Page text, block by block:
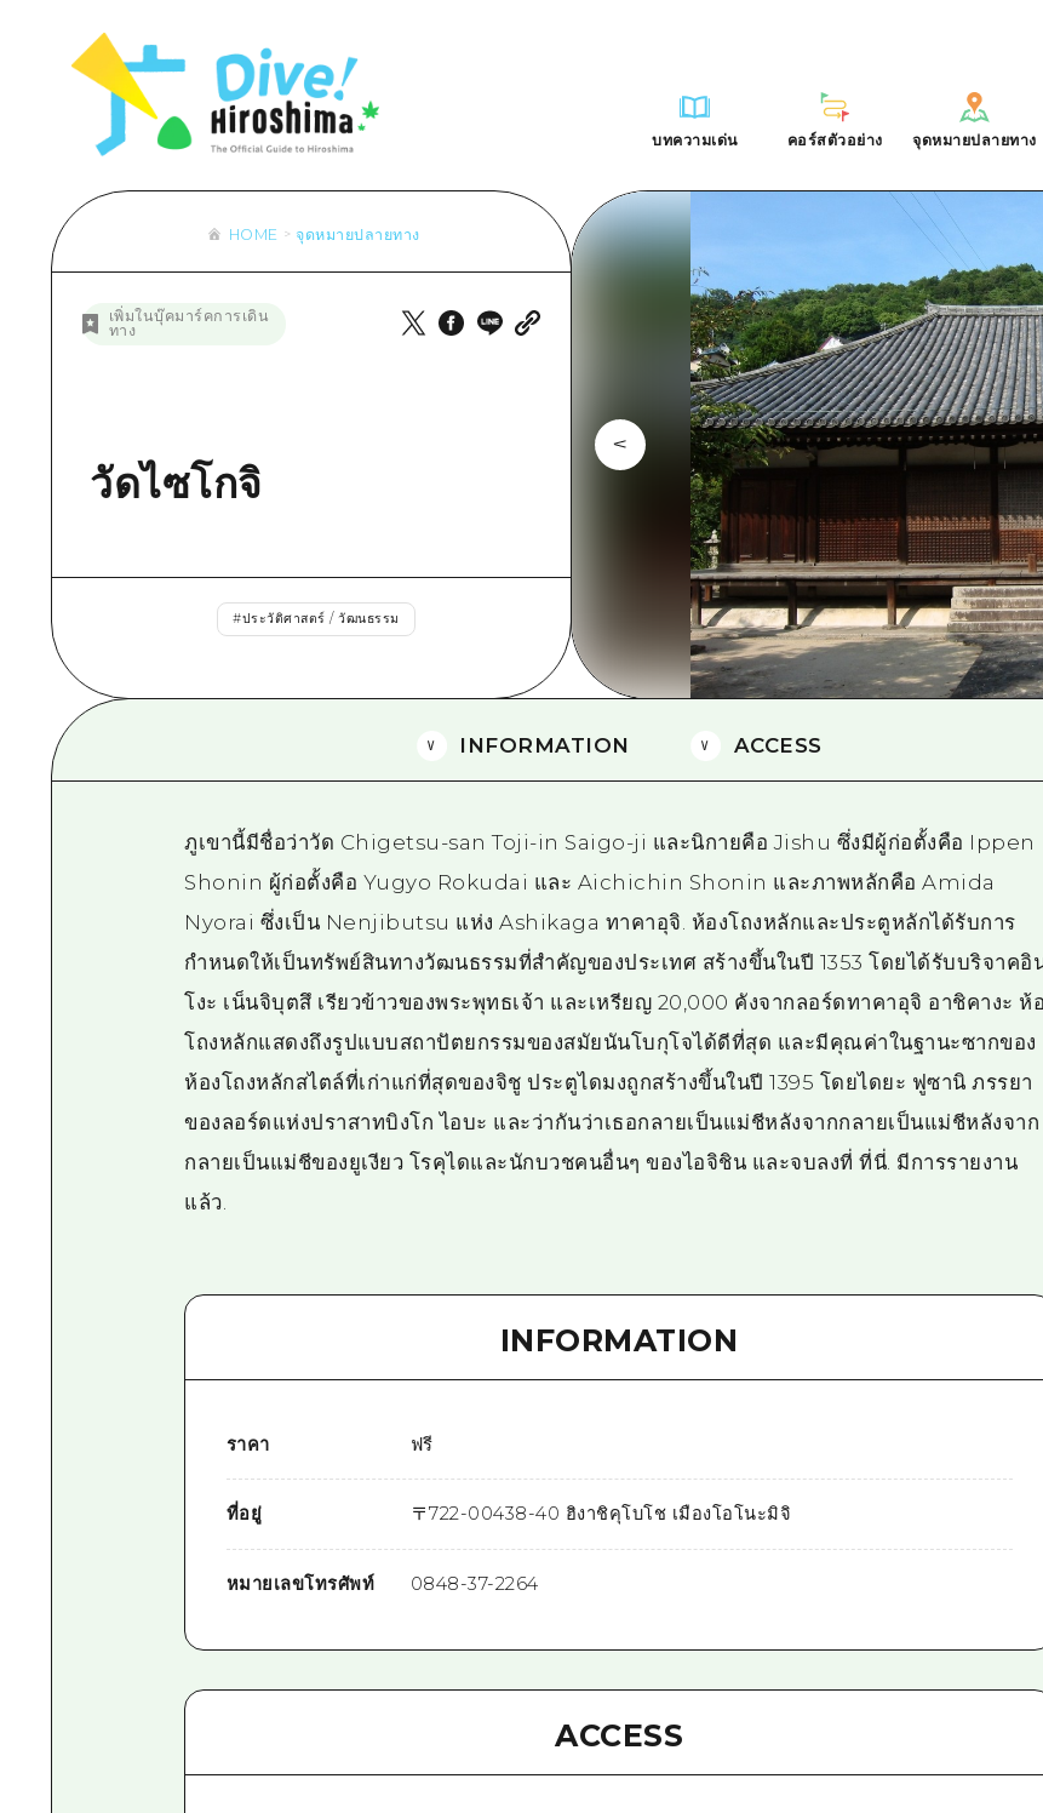
บทความเด่น
รายการ
คำแนะนำ
การปั่นจักรยาน
สถานบันเทิงยามค่ำคืน
มรดกโลก
ประสบการณ์ / ในการเรียน
มาตรฐาน
ประวัติศาสตร์ / วัฒนธรรม
การรักษา
ธรรมชาติ
คอร์สตัวอย่าง
คู่มือ Dive! Hiroshima
ฮิโรชิม่า โมชิ โมชิ ทราเวล
บริเวณรอบเมืองฮิโ
อากิ
บิงโก
บิโฮค
เกโฮค
บริเวณรอบๆ มิยาจิมะ
ยามากุจิตะวันออก
จุดหมายปลายทาง
รายการ
บริเวณรอบเมืองฮิโ
อากิ
บิงโก
บิโฮคุ
เกโฮคุ
บริเวณรอบๆ มิยาจิ
ยามากุจิตะวันออก
จังหวัดเอฮิเมะ
ชิมาเนะ
สรุปการจราจรรอง
ความแออัดของสิ่งอำนวยความสะดวก
ตั๋วเที่ยวคุ้มค่าตั๋วเที่ยวคุ้มค่า
บริการรับฝากและจัดส่งสัมภาระ
ฮิโรชิมะโอโมะ
ฮิโรชิม่า ฟรี
ไกด์อาสาสมัครไ
วิดีโอฮิโรชิม่า
รายการ
อาหารรสเลิศ / สุรา
การปั่นจักรยาน
ช้อปปิ้ง
กีฬา ประวัติศาสตร์ / วัฒนธรรม
ธรรมชาติ
รายการ
คู่มือ Dive! Hiroshima
ฮิโรชิม่า โมชิ โมชิ ทราเวล
เกโฮค
บริเวณรอบๆ มิยาจิมะ
บริเวณรอบเมืองฮิโรชิม่า
บิโฮคุ
บริเวณรอบๆ มิยาจิมะ
ยามากุจิตะวันออก
ชิมาเนะ
รายการ
เข้าถึงเข้าถึง
สรุปการจราจรรอง
ความแออัดของสิ่งอำนวยความสะดวก
ตั๋วเที่ยวคุ้มค่าตั๋วเที่ยวคุ้มค่า
บริการรับฝากและจัดส่งสัมภาระ
ฮิโรชิม่า ฟรี Wi-Fi
ไกด์อาสาสมัครไ
วิดีโอฮิโรชิม่า
ดาวน์โหลดรูปภาพ
ข้อมูลการขนส่งระหว่างเ
HOME จุดหมายปลายทาง
เพิ่มในบุ๊คมาร์คการเดิน
ทาง
วัดไซโกจิ
#ประวัติศาสตร์ / วัฒนธรรม
INFORMATION ACCESS
ภูเขานี้มีชื่อว่าวัด Chigetsu-san Toji-in Saigo-ji และนิกายคือ Jishu ซึ่งมีผู้ก่อตั้งคือ Ippen
Shonin ผู้ก่อตั้งคือ Yugyo Rokudai และ Aichichin Shonin และภาพหลักคือ Amida
Nyorai ซึ่งเป็น Nenjibutsu แห่ง Ashikaga ทาคาอุจิ. ห้องโถงหลักและประตูหลักได้รับการ
กำหนดให้เป็นทรัพย์สินทางวัฒนธรรมที่สำคัญของประเทศ สร้างขึ้นในปี 1353 โดยได้รับบริจาคอิ
โงะ เน็นจิบุตสึ เรียวข้าวของพระพุทธเจ้า และเหรียญ 20,000 คังจากลอร์ดทาคาอุจิ อาชิคางะ ห้
โถงหลักแสดงถึงรูปแบบสถาปัตยกรรมของสมัยนันโบกุโจได้ดีที่สุด และมีคุณค่าในฐานะซากของ
ห้องโถงหลักสไตล์ที่เก่าแก่ที่สุดของจิชู ประตูไดมงถูกสร้างขึ้นในปี 1395 โดยไดยะ ฟูซานิ ภรรยา
ของลอร์ดแห่งปราสาทบิงโก ไอบะ และว่ากันว่าเธอกลายเป็นแม่ชีหลังจากกลายเป็นแม่ชีหลังจาก
กลายเป็นแม่ชีของยูเงียว โรคุไดและนักบวชคนอื่นๆ ของไอจิชิน และจบลงที่ ที่นี่. มีการรายงาน
แล้ว.
INFORMATION
ราคา ฟรี
ที่อยู่ 〒722-00438-40 ฮิงาชิคุโบโช เมืองโอโนะมิจิ
หมายเลขโทรศัพท์ 0848-37-2264
ACCESS